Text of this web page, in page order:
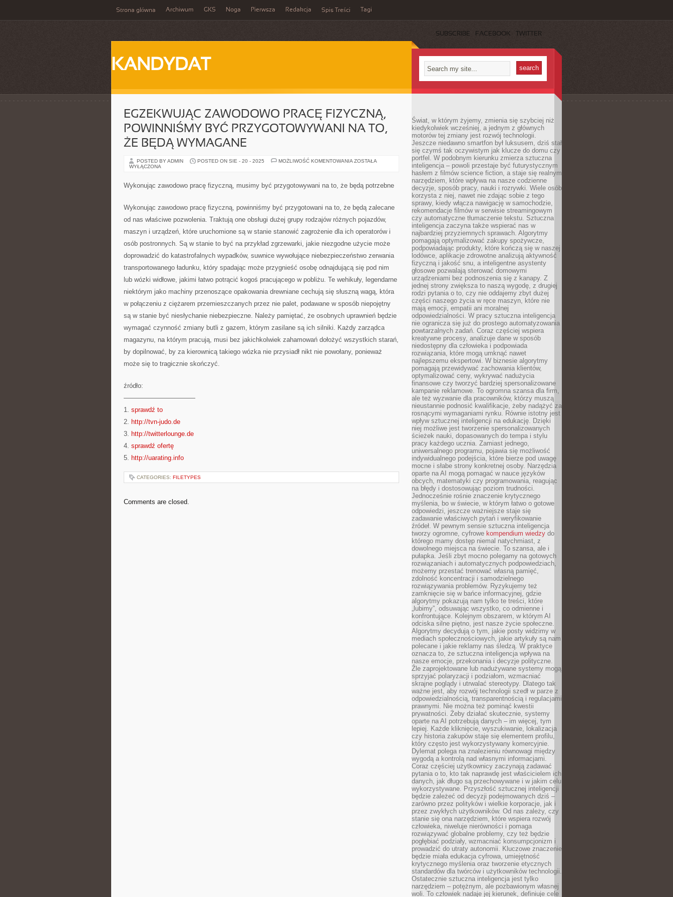
Strona główna Archiwum GKS Noga Pierwsza Redakcja Spis Treści Tagi
SUBSCRIBE FACEBOOK TWITTER
KANDYDAT
EGZEKWUJĄC ZAWODOWO PRACĘ FIZYCZNĄ,
POWINNIŚMY BYĆ PRZYGOTOWYWANI NA TO,
ŻE BĘDĄ WYMAGANE
POSTED BY ADMIN POSTED ON SIE - 20 - 2025 MOŻLIWOŚĆ KOMENTOWANIA EGZEKWUJĄC
POWINNIŚMY
BYĆ
ŻE
WYMAGANE
ZOSTAŁA
WYŁĄCZONA
Wykonując zawodowo pracę fizyczną, musimy być przygotowywani na to, że będą potrzebne
Wykonując zawodowo pracę fizyczną, powinniśmy być przygotowani na to, że będą zalecane
od nas właściwe pozwolenia. Traktują one obsługi dużej grupy rodzajów różnych pojazdów,
maszyn i urządzeń, które uruchomione są w stanie stanowić zagrożenie dla ich operatorów i
osób postronnych. Są w stanie to być na przykład zgrzewarki, jakie niezgodne użycie może
doprowadzić do katastrofalnych wypadków, suwnice wywołujące niebezpieczeństwo zerwania
transportowanego ładunku, który spadając może przygnieść osobę odnajdującą się pod nim
lub wózki widłowe, jakimi łatwo potrącić kogoś pracującego w pobliżu. Te wehikuły, legendarne
niektórym jako machiny przenoszące opakowania drewniane cechują się słuszną wagą, która
w połączeniu z ciężarem przemieszczanych przez nie palet, podawane w sposób niepojętny
są w stanie być niesłychanie niebezpieczne. Należy pamiętać, że osobnych uprawnień będzie
wymagać czynność zmiany butli z gazem, którym zasilane są ich silniki. Każdy zarządca
magazynu, na którym pracują, musi bez jakichkolwiek zahamowań dołożyć wszystkich starań,
by dopilnować, by za kierownicą takiego wózka nie przysiadł nikt nie powołany, ponieważ
może się to tragicznie skończyć.
źródło:
———————————
1. sprawdź to
2. http://tvn-judo.de
3. http://twitterlounge.de
4. sprawdź ofertę
5. http://uarating.info
CATEGORIES: FILETYPES
Comments are closed.
Świat, w którym żyjemy, zmienia się szybciej niż
kiedykolwiek wcześniej, a jednym z głównych
motorów tej zmiany jest rozwój technologii.
Jeszcze niedawno smartfon był luksusem, dziś stał
się czymś tak oczywistym jak klucze do domu czy
portfel. W podobnym kierunku zmierza sztuczna
inteligencja – powoli przestaje być futurystycznym
hasłem z filmów science fiction, a staje się realnym
narzędziem, które wpływa na nasze codzienne
decyzje, sposób pracy, nauki i rozrywki. Wiele osób
korzysta z niej, nawet nie zdając sobie z tego
sprawy, kiedy włącza nawigację w samochodzie,
rekomendacje filmów w serwisie streamingowym
czy automatyczne tłumaczenie tekstu. Sztuczna
inteligencja zaczyna także wspierać nas w
najbardziej przyziemnych sprawach. Algorytmy
pomagają optymalizować zakupy spożywcze,
podpowiadając produkty, które kończą się w naszej
lodówce, aplikacje zdrowotne analizują aktywność
fizyczną i jakość snu, a inteligentne asystenty
głosowe pozwalają sterować domowymi
urządzeniami bez podnoszenia się z kanapy. Z
jednej strony zwiększa to naszą wygodę, z drugiej
rodzi pytania o to, czy nie oddajemy zbyt dużej
części naszego życia w ręce maszyn, które nie
mają emocji, empatii ani moralnej
odpowiedzialności. W pracy sztuczna inteligencja
nie ogranicza się już do prostego automatyzowania
powtarzalnych zadań. Coraz częściej wspiera
kreatywne procesy, analizuje dane w sposób
niedostępny dla człowieka i podpowiada
rozwiązania, które mogą umknąć nawet
najlepszemu ekspertowi. W biznesie algorytmy
pomagają przewidywać zachowania klientów,
optymalizować ceny, wykrywać nadużycia
finansowe czy tworzyć bardziej spersonalizowane
kampanie reklamowe. To ogromna szansa dla firm,
ale też wyzwanie dla pracowników, którzy muszą
nieustannie podnosić kwalifikacje, żeby nadążyć za
rosnącymi wymaganiami rynku. Równie istotny jest
wpływ sztucznej inteligencji na edukację. Dzięki
niej możliwe jest tworzenie spersonalizowanych
ścieżek nauki, dopasowanych do tempa i stylu
pracy każdego ucznia. Zamiast jednego,
uniwersalnego programu, pojawia się możliwość
indywidualnego podejścia, które bierze pod uwagę
mocne i słabe strony konkretnej osoby. Narzędzia
oparte na AI mogą pomagać w nauce języków
obcych, matematyki czy programowania, reagując
na błędy i dostosowując poziom trudności.
Jednocześnie rośnie znaczenie krytycznego
myślenia, bo w świecie, w którym łatwo o gotowe
odpowiedzi, jeszcze ważniejsze staje się
zadawanie właściwych pytań i weryfikowanie
źródeł. W pewnym sensie sztuczna inteligencja
tworzy ogromne, cyfrowe kompendium wiedzy do
którego mamy dostęp niemal natychmiast, z
dowolnego miejsca na świecie. To szansa, ale i
pułapka. Jeśli zbyt mocno polegamy na gotowych
rozwiązaniach i automatycznych podpowiedziach,
możemy przestać trenować własną pamięć,
zdolność koncentracji i samodzielnego
rozwiązywania problemów. Ryzykujemy też
zamknięcie się w bańce informacyjnej, gdzie
algorytmy pokazują nam tylko te treści, które
„lubimy”, odsuwając wszystko, co odmienne i
konfrontujące. Kolejnym obszarem, w którym AI
odciska silne piętno, jest nasze życie społeczne.
Algorytmy decydują o tym, jakie posty widzimy w
mediach społecznościowych, jakie artykuły są nam
polecane i jakie reklamy nas śledzą. W praktyce
oznacza to, że sztuczna inteligencja wpływa na
nasze emocje, przekonania i decyzje polityczne.
Źle zaprojektowane lub nadużywane systemy mogą
sprzyjać polaryzacji i podziałom, wzmacniać
skrajne poglądy i utrwalać stereotypy. Dlatego tak
ważne jest, aby rozwój technologii szedł w parze z
odpowiedzialnością, transparentnością i regulacjami
prawnymi. Nie można też pominąć kwestii
prywatności. Żeby działać skutecznie, systemy
oparte na AI potrzebują danych – im więcej, tym
lepiej. Każde kliknięcie, wyszukiwanie, lokalizacja
czy historia zakupów staje się elementem profilu,
który często jest wykorzystywany komercyjnie.
Dylemat polega na znalezieniu równowagi między
wygodą a kontrolą nad własnymi informacjami.
Coraz częściej użytkownicy zaczynają zadawać
pytania o to, kto tak naprawdę jest właścicielem ich
danych, jak długo są przechowywane i w jakim celu
wykorzystywane. Przyszłość sztucznej inteligencji
będzie zależeć od decyzji podejmowanych dziś –
zarówno przez polityków i wielkie korporacje, jak i
przez zwykłych użytkowników. Od nas zależy, czy
stanie się ona narzędziem, które wspiera rozwój
człowieka, niweluje nierówności i pomaga
rozwiązywać globalne problemy, czy też będzie
pogłębiać podziały, wzmacniać konsumpcjonizm i
prowadzić do utraty autonomii. Kluczowe znaczenie
będzie miała edukacja cyfrowa, umiejętność
krytycznego myślenia oraz tworzenie etycznych
standardów dla twórców i użytkowników technologii.
Ostatecznie sztuczna inteligencja jest tylko
narzędziem – potężnym, ale pozbawionym własnej
woli. To człowiek nadaje jej kierunek, definiuje cele